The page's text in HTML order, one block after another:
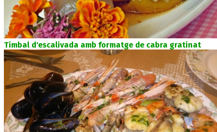
Timbal d'escalivada amb formatge de cabra gratinat